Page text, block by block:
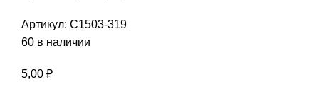
Артикул: С1503-319
60 в наличии
5,00 ₽